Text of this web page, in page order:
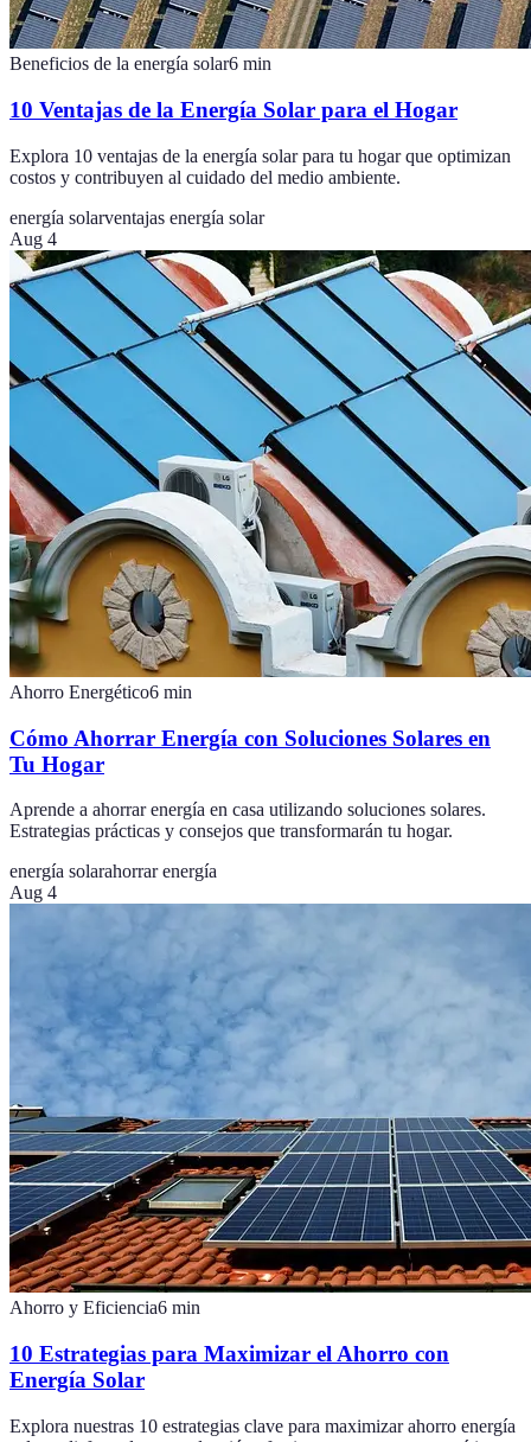
Beneficios de la energía solar6 min
10 Ventajas de la Energía Solar para el Hogar
Explora 10 ventajas de la energía solar para tu hogar que optimizan
costos y contribuyen al cuidado del medio ambiente.
energía solarventajas energía solar
Aug 4
Ahorro Energético6 min
Cómo Ahorrar Energía con Soluciones Solares en
Tu Hogar
Aprende a ahorrar energía en casa utilizando soluciones solares.
Estrategias prácticas y consejos que transformarán tu hogar.
energía solarahorrar energía
Aug 4
Ahorro y Eficiencia6 min
10 Estrategias para Maximizar el Ahorro con
Energía Solar
Explora nuestras 10 estrategias clave para maximizar ahorro energía